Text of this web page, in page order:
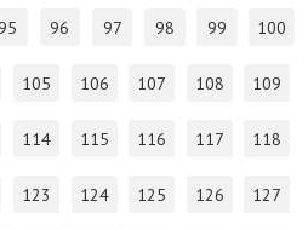
95 96 97 98 99 100
105 106 107 108 109
114 115 116 117 118
123 124 125 126 127